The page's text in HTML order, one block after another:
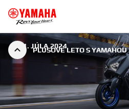
PLUSOVÉ LETO S YAMAHOU
31. JÚLA 2024